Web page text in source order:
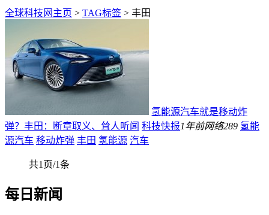
全球科技网主页 > TAG标签 > 丰田
氢能源汽车就是移动炸
弹？丰田：断章取义、耸人听闻 科技快报1年前网络289 氢能
源汽车 移动炸弹 丰田 氢能源 汽车
共1页/1条
每日新闻